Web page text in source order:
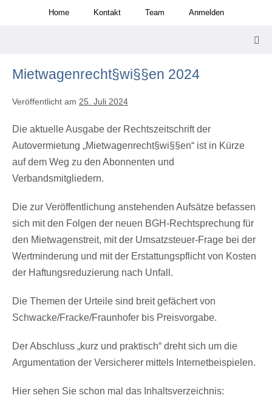
Home Kontakt Team Anmelden
Mietwagenrecht§wi§§en 2024
Veröffentlicht am 25. Juli 2024
Die aktuelle Ausgabe der Rechtszeitschrift der
Autovermietung „Mietwagenrecht§wi§§en“ ist in Kürze
auf dem Weg zu den Abonnenten und
Verbandsmitgliedern.
Die zur Veröffentlichung anstehenden Aufsätze befassen
sich mit den Folgen der neuen BGH-Rechtsprechung für
den Mietwagenstreit, mit der Umsatzsteuer-Frage bei der
Wertminderung und mit der Erstattungspflicht von Kosten
der Haftungsreduzierung nach Unfall.
Die Themen der Urteile sind breit gefächert von
Schwacke/Fracke/Fraunhofer bis Preisvorgabe.
Der Abschluss „kurz und praktisch“ dreht sich um die
Argumentation der Versicherer mittels Internetbeispielen.
Hier sehen Sie schon mal das Inhaltsverzeichnis: